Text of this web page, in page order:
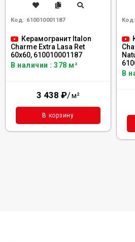
Код: 610010001187
Керамогранит Italon
Charme Extra Lasa Ret
60x60, 610010001187
В наличии : 378 м²
3 438 ₽/м²
В корзину
Код:
В